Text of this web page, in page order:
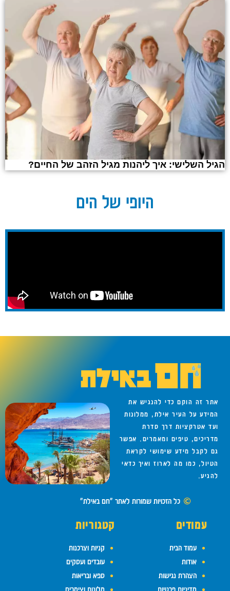
הגיל השלישי: איך ליהנות מגיל הזהב של החיים?
היופי של הים
אתר זה הוקם כדי להנגיש את
המידע על העיר אילת, ממלונות
ועד אטרקציות דרך סדרת
מדריכים, טיפים ומאמרים. אפשר
גם לקבל מידע שימושי לקראת
הטיול, כמו מה לארוז ואיך כדאי
להגיע.
כל הזכויות שמורות לאתר "חם באילת"
עמודים
עמוד הבית
אודות
הצהרת נגישות
קטגוריות
קניות וצרכנות
עובדים ועסקים
ספא ובריאות